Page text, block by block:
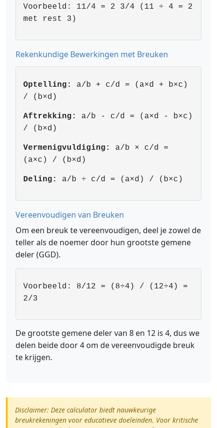
Voorbeeld: 11/4 = 2 3/4 (11 ÷ 4 = 2
met rest 3)
Rekenkundige Bewerkingen met Breuken
Optelling:
a/b + c/d = (a×d + b×c)
/ (b×d)
Aftrekking:
a/b - c/d = (a×d - b×c)
/ (b×d)
Vermenigvuldiging:
a/b × c/d =
(a×c) / (b×d)
Deling: a/b ÷ c/d = (a×d) / (b×c)
Vereenvoudigen van Breuken
Om een breuk te vereenvoudigen, deel je zowel de
teller als de noemer door hun grootste gemene
deler (GGD).
Voorbeeld: 8/12 = (8÷4) / (12÷4) =
2/3
De grootste gemene deler van 8 en 12 is 4, dus we
delen beide door 4 om de vereenvoudigde breuk
te krijgen.
Disclaimer: Deze calculator biedt nauwkeurige
breukrekeningen voor educatieve doeleinden. Voor kritische